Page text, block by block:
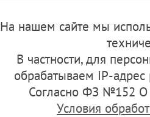
На нашем сайте мы
В частности, для
обрабатываем IP-
Согласно ФЗ №152 О
Условия